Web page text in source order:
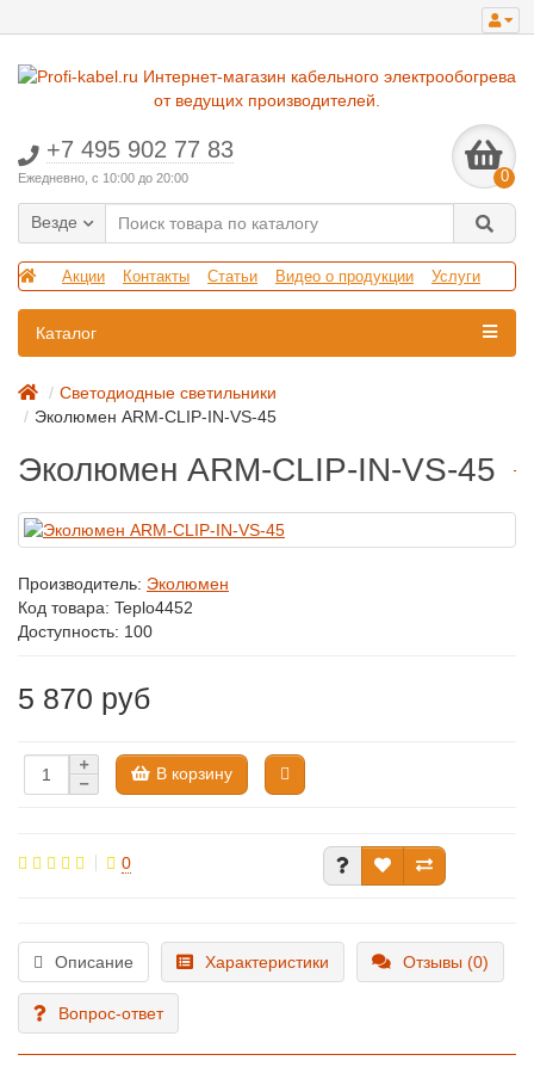
+7 495 902 77 83
Ежедневно, с 10:00 до 20:00 0
Везде
Акции Контакты Статьи Видео о продукции Услуги
Каталог
Светодиодные светильники
Эколюмен ARM-CLIP-IN-VS-45
Эколюмен ARM-CLIP-IN-VS-45
Производитель: Эколюмен
Код товара: Teplo4452
Доступность: 100
5 870 руб
В корзину
0
Описание Характеристики Отзывы (0)
Вопрос-ответ